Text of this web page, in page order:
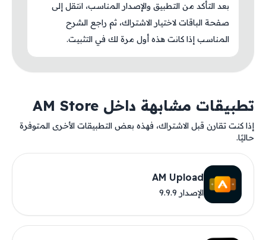
بعد التأكد من التطبيق والإصدار المناسب، انتقل إلى
صفحة الباقات لاختيار الاشتراك، ثم راجع الشرح
المناسب إذا كانت هذه أول مرة لك في التثبيت.
تطبيقات مشابهة داخل AM Store
إذا كنت تقارن قبل الاشتراك، فهذه بعض التطبيقات الأخرى المتوفرة
حاليًا.
AM Upload
الإصدار 9.9.9